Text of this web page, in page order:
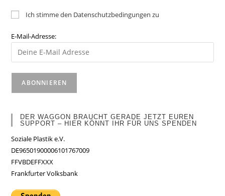
Ich stimme den Datenschutzbedingungen zu
E-Mail-Adresse:
DER WAGGON BRAUCHT GERADE JETZT EUREN
SUPPORT – HIER KÖNNT IHR FÜR UNS SPENDEN
Soziale Plastik e.V.
DE96501900006101767009
FFVBDEFFXXX
Frankfurter Volksbank